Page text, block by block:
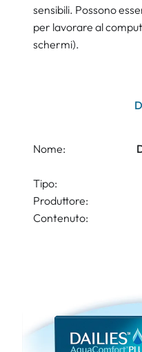
sensibili. Possono
per lavorare al
schermi).
Nome:
Tipo:
Produttore:
Contenuto: